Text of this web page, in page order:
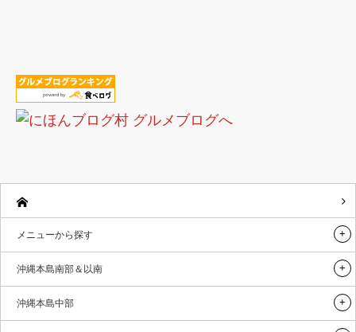
メニューから探す
沖縄本島南部＆以南
沖縄本島中部